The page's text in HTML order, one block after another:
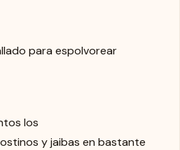
para espolvorear
los
y jaibas en bastante